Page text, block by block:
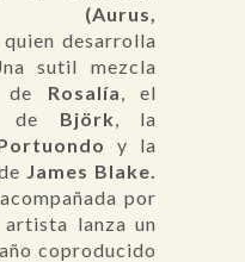
(Aurus,
desarrolla
sutil mezcla
de Rosalía , el
de Björk , la
y la
James Blake.
por
lanza un
coproducido